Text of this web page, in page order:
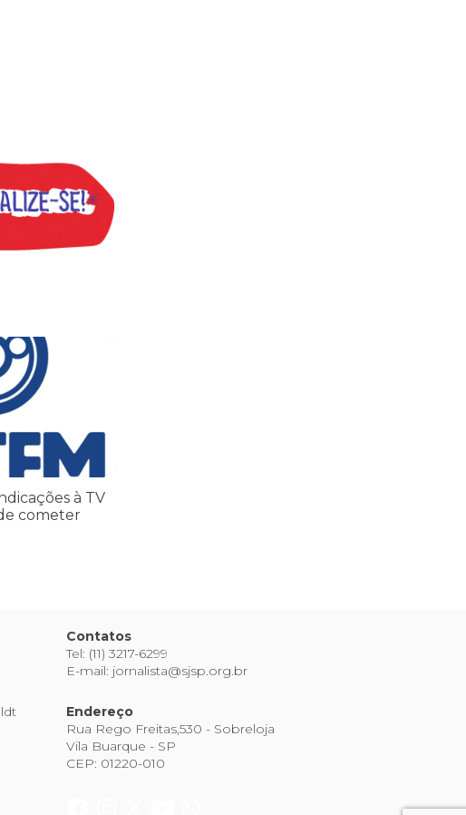
assassinatos
à TV TEM, denunciada de cometer irregularidades
à TV
cometer
Contatos
Tel: (11) 3217-6299
E-mail: jornalista@sjsp.org.br
Endereço
Rua Rego Freitas,530 - Sobreloja
Vila Buarque - SP
CEP: 01220-010